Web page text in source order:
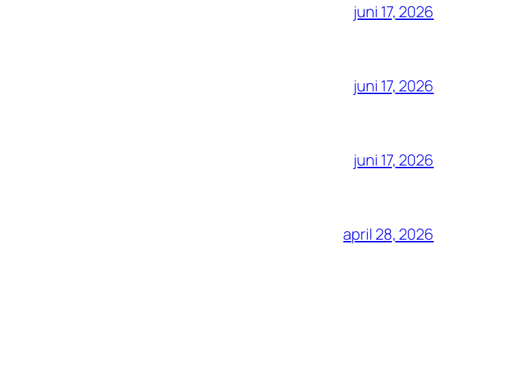
juni 17, 2026
juni 17, 2026
juni 17, 2026
april 28, 2026